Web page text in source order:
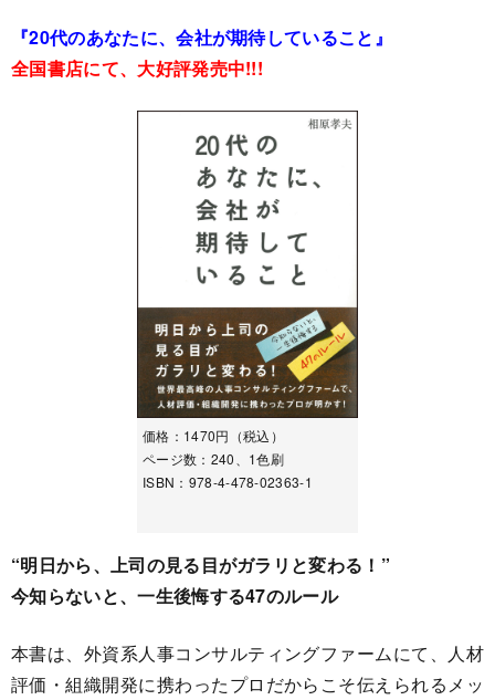
『20代のあなたに、会社が期待していること』
全国書店にて、大好評発売中!!!
価格：1470円（税込）
ページ数：240、1色刷
ISBN：978-4-478-02363-1
“明日から、上司の見る目がガラリと変わる！”
今知らないと、一生後悔する47のルール
本書は、外資系人事コンサルティングファームにて、人材
評価・組織開発に携わったプロだからこそ伝えられるメッ